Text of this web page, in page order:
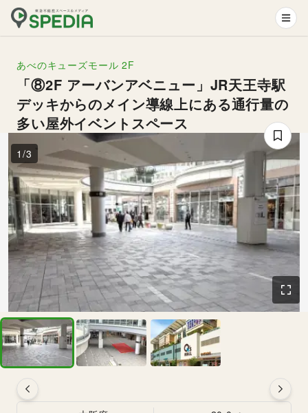
あべのキューズモール 2F
「⑧2F アーバンアベニュー」JR天王寺駅
デッキからのメイン導線上にある通行量の
多い屋外イベントスペース
1 /3